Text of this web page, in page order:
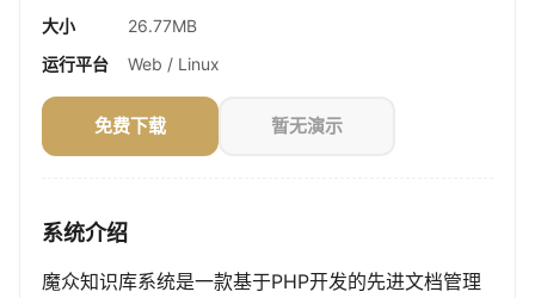
大小
26.77MB
运行平台
Web / Linux
免费下载 暂无演示
系统介绍
魔众知识库系统是一款基于PHP开发的先进文档管理